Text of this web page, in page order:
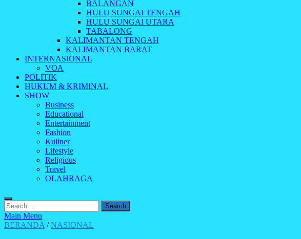
BALANGAN
HULU SUNGAI TENGAH
HULU SUNGAI UTARA
TABALONG
KALIMANTAN TENGAH
KALIMANTAN BARAT
INTERNASIONAL
VOA
POLITIK
HUKUM & KRIMINAL
SHOW
Business
Educational
Entertainment
Fashion
Kuliner
Lifestyle
Religious
Travel
OLAHRAGA
Search
for:
Main Menu
BERANDA /NASIONAL